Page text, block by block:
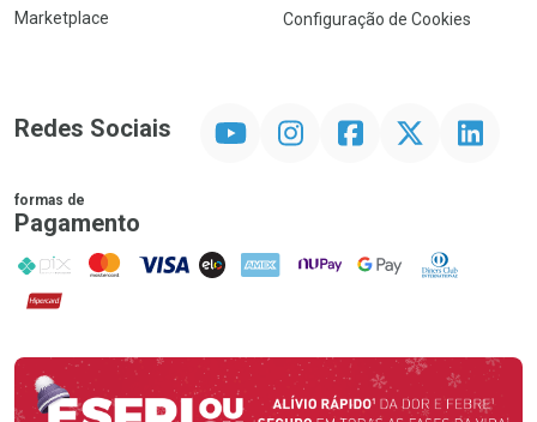
Marketplace
Configuração de Cookies
Redes Sociais InstagramFacebookTwitter Linkedin
formas de
Pagamento
PIX MasterCard
VISA ELO AMEX NuPay Google PayDiners Club
Hipercard
Promoção em Destaque